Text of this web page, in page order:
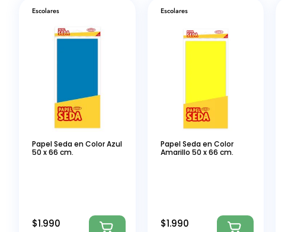
Escolares
Papel Seda en Color Azul
50 x 66 cm.
$1.990
Escolares
Papel Seda en Color
Amarillo 50 x 66 cm.
$1.990